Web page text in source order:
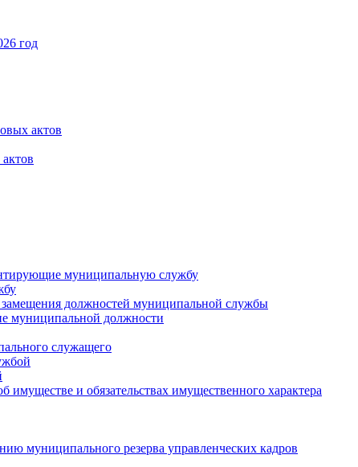
год
актов
муниципальную службу
должностей муниципальной службы
муниципальной должности
служащего
имуществе и обязательствах имущественного характера
муниципального резерва управленческих кадров